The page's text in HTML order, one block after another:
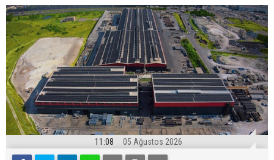
11:08 05 Ağustos 2026